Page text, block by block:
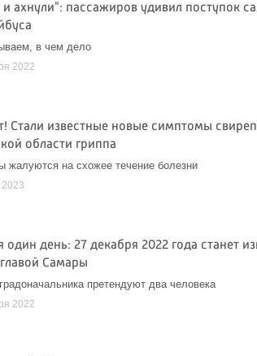
ахнули": пассажиров удивил поступок
в чем дело
2022
Стали известные новые симптомы
области гриппа
жалуются на схожее течение болезни
2023
один день: 27 декабря 2022 года станет
Самары
претендуют два человека
2022